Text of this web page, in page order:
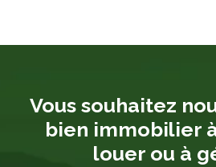
Vous souhaitez
bien immobilier
louer ou à